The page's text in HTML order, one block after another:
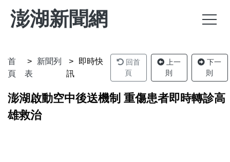
澎湖新聞網
首
頁
新聞列
表
即時快
訊
回首
頁
上一
則
下一
則
澎湖啟動空中後送機制 重傷患者即時轉診高
雄救治